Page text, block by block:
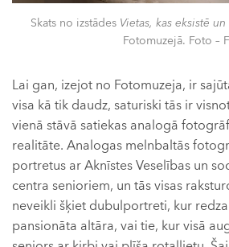
Skats no izstādes Vietas, kas eksistē
Fotomuzejā. Foto –
Lai gan, izejot no Fotomuzeja, ir
visa kā tik daudz, saturiski tās ir
vienā stāvā satiekas analogā
realitāte. Analogas melnbaltās
portretus ar Aknīstes Veselības un
centra senioriem, un tās visas
neveikli šķiet dubulportreti, kur
pansionāta altāra, vai tie, kur visā